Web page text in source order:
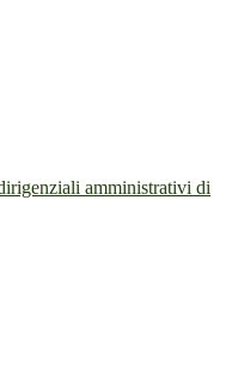
amministrativi di